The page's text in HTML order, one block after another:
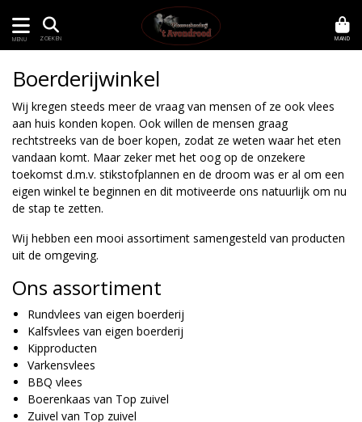
MENU ZOEKEN MAND
Boerderijwinkel
Wij kregen steeds meer de vraag van mensen of ze ook vlees
aan huis konden kopen. Ook willen de mensen graag
rechtstreeks van de boer kopen, zodat ze weten waar het eten
vandaan komt. Maar zeker met het oog op de onzekere
toekomst d.m.v. stikstofplannen en de droom was er al om een
eigen winkel te beginnen en dit motiveerde ons natuurlijk om nu
de stap te zetten.
Wij hebben een mooi assortiment samengesteld van producten
uit de omgeving.
Ons assortiment
Rundvlees van eigen boerderij
Kalfsvlees van eigen boerderij
Kipproducten
Varkensvlees
BBQ vlees
Boerenkaas van Top zuivel
Zuivel van Top zuivel